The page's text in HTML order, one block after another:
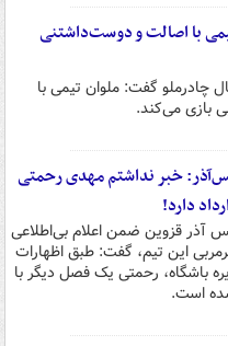
با اصالت و دوست‌داشتنی
چادرملو گفت: ملوان تیمی با
بازی می‌کند.
خبر نداشتم مهدی رحمتی
دارد!
آذر قزوین ضمن اعلام بی‌اطلاعی
این تیم، گفت: طبق اظهارات
باشگاه، رحمتی یک فصل دیگر با
است.